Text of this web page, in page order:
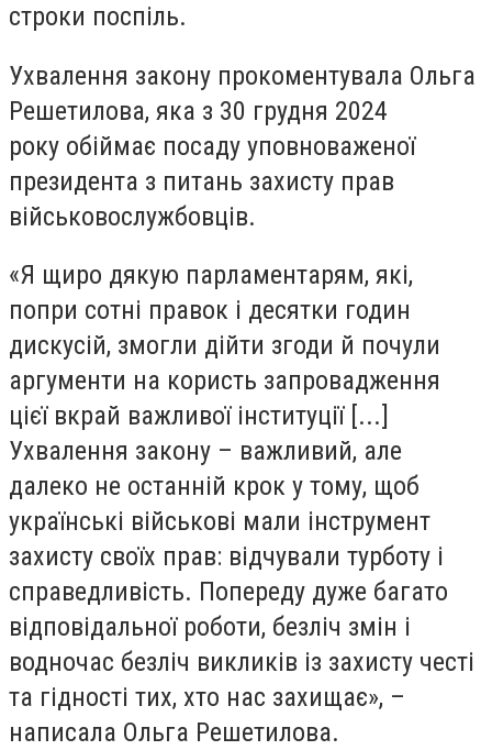
строки поспіль.
Ухвалення закону прокоментувала Ольга
Решетилова, яка з 30 грудня 2024
року обіймає посаду уповноваженої
президента з питань захисту прав
військовослужбовців.
«Я щиро дякую парламентарям, які,
попри сотні правок і десятки годин
дискусій, змогли дійти згоди й почули
аргументи на користь запровадження
цієї вкрай важливої інституції [...]
Ухвалення закону – важливий, але
далеко не останній крок у тому, щоб
українські військові мали інструмент
захисту своїх прав: відчували турботу і
справедливість. Попереду дуже багато
відповідальної роботи, безліч змін і
водночас безліч викликів із захисту честі
та гідності тих, хто нас захищає», –
написала Ольга Решетилова.